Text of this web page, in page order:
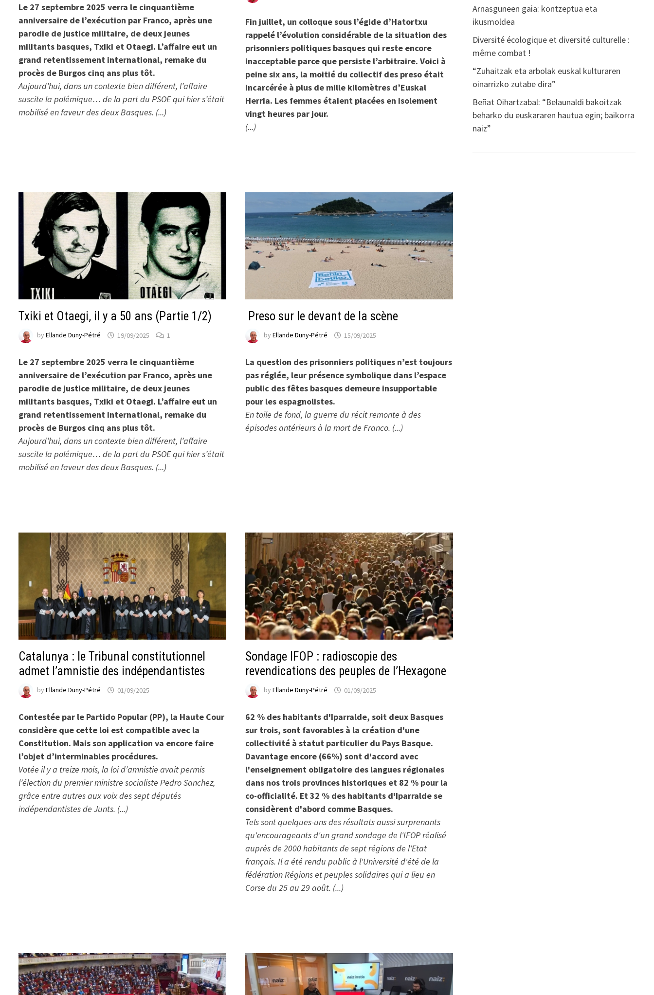
Le 27 septembre 2025 verra le cinquantième
anniversaire de l’exécution par Franco, après une
parodie de justice militaire, de deux jeunes
militants basques, Txiki et Otaegi. L’affaire eut un
grand retentissement international, remake du
procès de Burgos cinq ans plus tôt.
Aujourd’hui, dans un contexte bien différent, l’affaire
suscite la polémique… de la part du PSOE qui hier s’était
mobilisé en faveur des deux Basques. (...)
Fin juillet, un colloque sous l’égide d’Hatortxu
rappelé l’évolution considérable de la situation des
prisonniers politiques basques qui reste encore
inacceptable parce que persiste l’arbitraire. Voici à
peine six ans, la moitié du collectif des preso était
incarcérée à plus de mille kilomètres d’Euskal
Herria. Les femmes étaient placées en isolement
vingt heures par jour.
(...)
Txiki et Otaegi, il y a 50 ans (Partie 1/2)
byEllande Duny-Pétré 19/09/2025 1
Le 27 septembre 2025 verra le cinquantième
anniversaire de l’exécution par Franco, après une
parodie de justice militaire, de deux jeunes
militants basques, Txiki et Otaegi. L’affaire eut un
grand retentissement international, remake du
procès de Burgos cinq ans plus tôt.
Aujourd’hui, dans un contexte bien différent, l’affaire
suscite la polémique… de la part du PSOE qui hier s’était
mobilisé en faveur des deux Basques. (...)
Preso sur le devant de la scène
by Ellande Duny-Pétré 15/09/2025
La question des prisonniers politiques n’est toujours
pas réglée, leur présence symbolique dans l’espace
public des fêtes basques demeure insupportable
pour les espagnolistes.
En toile de fond, la guerre du récit remonte à des
épisodes antérieurs à la mort de Franco. (...)
Catalunya : le Tribunal constitutionnel
admet l’amnistie des indépendantistes
byEllande Duny-Pétré 01/09/2025
Contestée par le Partido Popular (PP), la Haute Cour
considère que cette loi est compatible avec la
Constitution. Mais son application va encore faire
l’objet d’interminables procédures.
Votée il y a treize mois, la loi d’amnistie avait permis
l’élection du premier ministre socialiste Pedro Sanchez,
grâce entre autres aux voix des sept députés
indépendantistes de Junts. (...)
Sondage IFOP : radioscopie des
revendications des peuples de l’Hexagone
by Ellande Duny-Pétré 01/09/2025
62 % des habitants d'Iparralde, soit deux Basques
sur trois, sont favorables à la création d'une
collectivité à statut particulier du Pays Basque.
Davantage encore (66%) sont d'accord avec
l'enseignement obligatoire des langues régionales
dans nos trois provinces historiques et 82 % pour la
co-officialité. Et 32 % des habitants d'Iparralde se
considèrent d'abord comme Basques.
Tels sont quelques-uns des résultats aussi surprenants
qu'encourageants d'un grand sondage de l'IFOP réalisé
auprès de 2000 habitants de sept régions de l'Etat
français. Il a été rendu public à l'Université d'été de la
fédération Régions et peuples solidaires qui a lieu en
Corse du 25 au 29 août. (...)
Arnasguneen gaia: kontzeptua eta
ikusmoldea
Diversité écologique et diversité culturelle :
même combat !
“Zuhaitzak eta arbolak euskal kulturaren
oinarrizko zutabe dira”
Beñat Oihartzabal: “Belaunaldi bakoitzak
beharko du euskararen hautua egin; baikorra
naiz”